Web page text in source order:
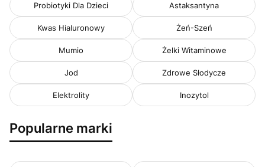
Probiotyki Dla Dzieci Astaksantyna
Kwas Hialuronowy Żeń-Szeń
Mumio Żelki Witaminowe
Jod Zdrowe Słodycze
Elektrolity Inozytol
Popularne marki